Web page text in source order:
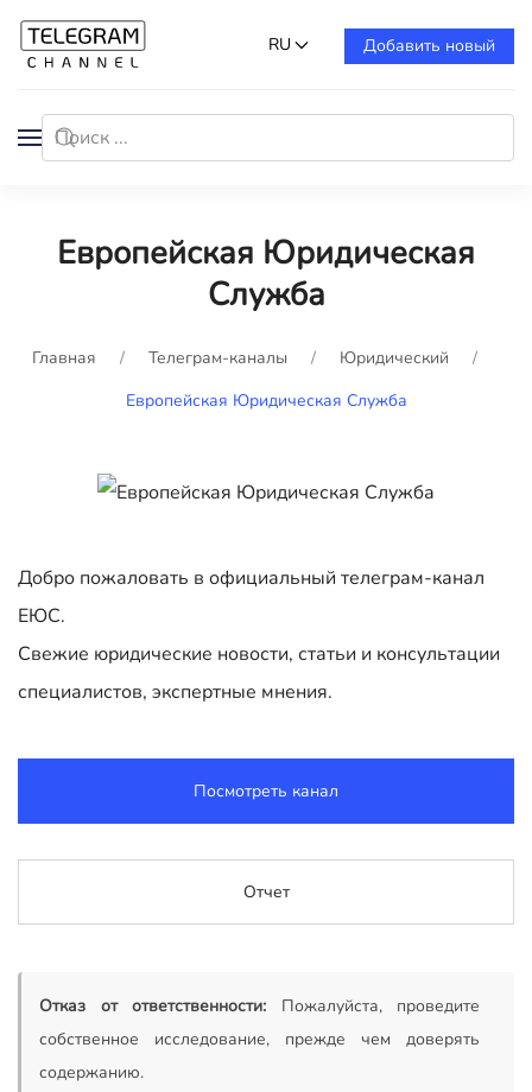
RU Добавить новый
Европейская Юридическая
Служба
Главная Телеграм-каналы
Юридический
Европейская Юридическая Служба
Добро пожаловать в официальный телеграм-канал
ЕЮС.
Свежие юридические новости, статьи и консультации
специалистов, экспертные мнения.
Посмотреть канал
Отчет
Отказ от ответственности: Пожалуйста, проведите
собственное исследование, прежде чем доверять
содержанию.